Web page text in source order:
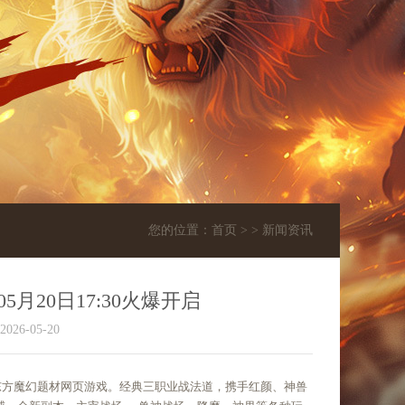
您的位置： 首页 > > 新闻资讯
月20日17:30火爆开启
05-20
魔幻题材网页游戏。经典三职业战法道，携手红颜、神兽